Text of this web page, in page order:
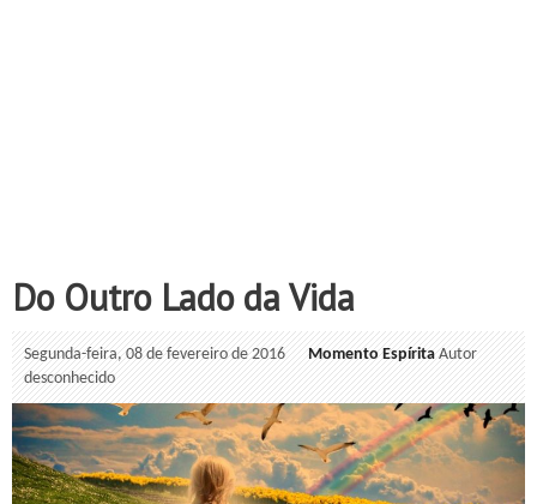
Do Outro Lado da Vida
Segunda-feira, 08 de fevereiro de 2016 Momento Espírita Autor
desconhecido